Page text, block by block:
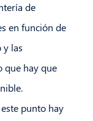
de
en función de
y las
que hay que
punto hay